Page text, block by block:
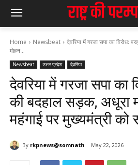
Home Newsbeat
देवरिया में गरजा सपा का विरोध:
मोहन...
Newsbeat उत्तर प्रदेश देवरिया
देवरिया में गरजा सपा का
की बदहाल सड़क, अधूरा
महंगाई पर मुख्यमंत्री को
By rkpnews@somnath May 22, 2026